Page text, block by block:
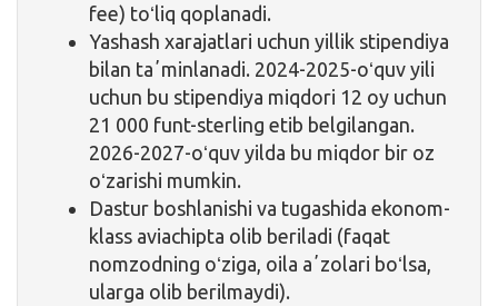
fee) toʻliq qoplanadi.
Yashash xarajatlari uchun yillik stipendiya
bilan taʼminlanadi. 2024-2025-oʻquv yili
uchun bu stipendiya miqdori 12 oy uchun
21 000 funt-sterling etib belgilangan.
2026-2027-oʻquv yilda bu miqdor bir oz
oʻzarishi mumkin.
Dastur boshlanishi va tugashida ekonom-
klass aviachipta olib beriladi (faqat
nomzodning oʻziga, oila aʼzolari boʻlsa,
ularga olib berilmaydi).